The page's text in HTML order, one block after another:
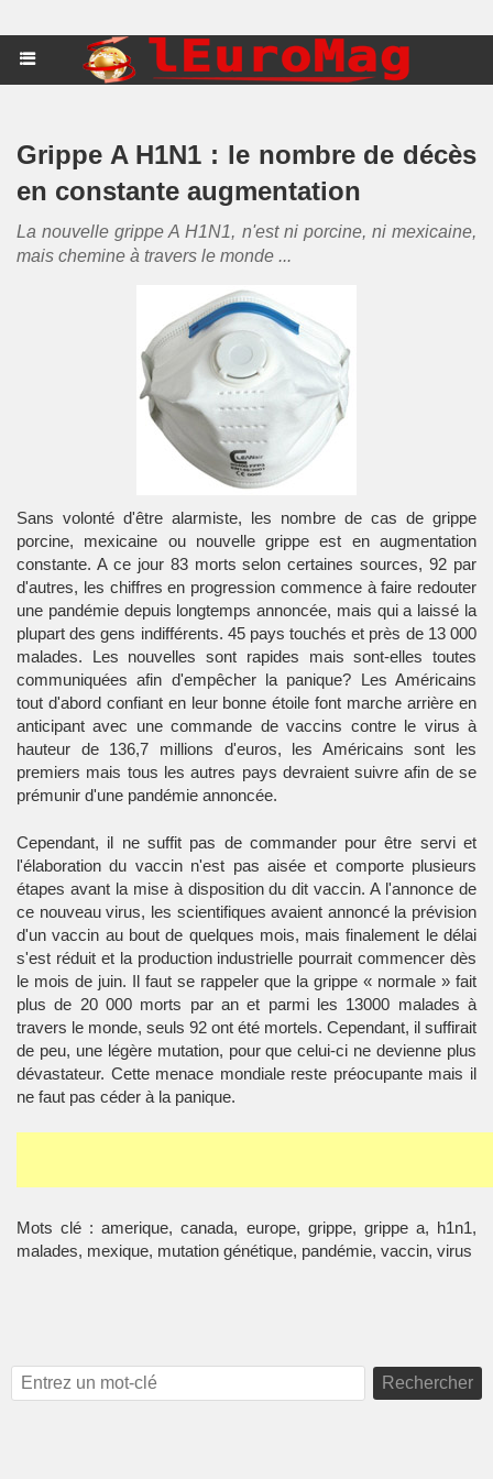
Grippe A H1N1 : le nombre de décès
en constante augmentation
La nouvelle grippe A H1N1, n'est ni porcine, ni mexicaine,
mais chemine à travers le monde ...
Sans volonté d'être alarmiste, les nombre de cas de grippe
porcine, mexicaine ou nouvelle grippe est en augmentation
constante. A ce jour 83 morts selon certaines sources, 92 par
d'autres, les chiffres en progression commence à faire redouter
une pandémie depuis longtemps annoncée, mais qui a laissé la
plupart des gens indifférents. 45 pays touchés et près de 13 000
malades. Les nouvelles sont rapides mais sont-elles toutes
communiquées afin d'empêcher la panique? Les Américains
tout d'abord confiant en leur bonne étoile font marche arrière en
anticipant avec une commande de vaccins contre le virus à
hauteur de 136,7 millions d'euros, les Américains sont les
premiers mais tous les autres pays devraient suivre afin de se
prémunir d'une pandémie annoncée.
Cependant, il ne suffit pas de commander pour être servi et
l'élaboration du vaccin n'est pas aisée et comporte plusieurs
étapes avant la mise à disposition du dit vaccin. A l'annonce de
ce nouveau virus, les scientifiques avaient annoncé la prévision
d'un vaccin au bout de quelques mois, mais finalement le délai
s'est réduit et la production industrielle pourrait commencer dès
le mois de juin. Il faut se rappeler que la grippe « normale » fait
plus de 20 000 morts par an et parmi les 13000 malades à
travers le monde, seuls 92 ont été mortels. Cependant, il suffirait
de peu, une légère mutation, pour que celui-ci ne devienne plus
dévastateur. Cette menace mondiale reste préocupante mais il
ne faut pas céder à la panique.
Mots clé : amerique, canada, europe, grippe, grippe a, h1n1,
malades, mexique, mutation génétique, pandémie, vaccin, virus
Rechercher